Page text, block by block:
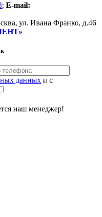
; E-mail:
ул. Ивана Франко, д.46
данных и с
наш менеджер!